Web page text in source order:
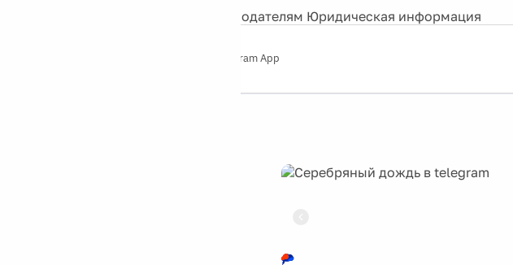
Рекламодателям Юридическая информация
Telegram App